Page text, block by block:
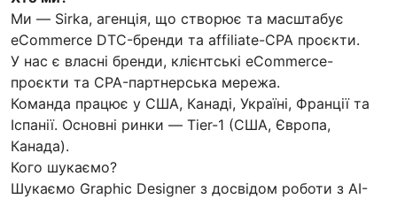
Ми — Sirka, агенція, що створює та масштабує
eCommerce DTC-бренди та affiliate-CPA проєкти.
У нас є власні бренди, клієнтські eCommerce-
проєкти та CPA-партнерська мережа.
Команда працює у США, Канаді, Україні, Франції та
Іспанії. Основні ринки — Tier-1 (США, Європа,
Канада).
Кого шукаємо?
Шукаємо Graphic Designer з досвідом роботи з AI-